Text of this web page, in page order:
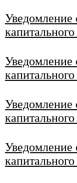
Уведомление
капитального
Уведомление
капитального
Уведомление
капитального
Уведомление
капитального